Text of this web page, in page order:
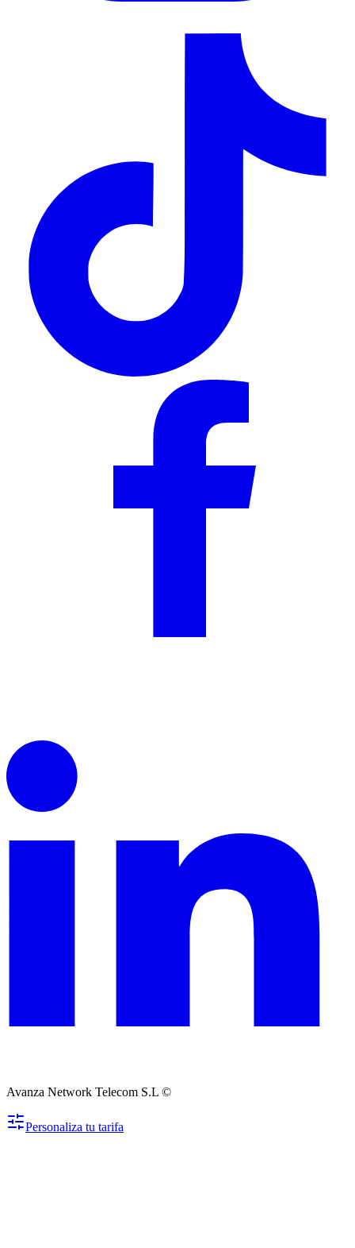
Avanza Network Telecom S.L ©
Personaliza tu tarifa